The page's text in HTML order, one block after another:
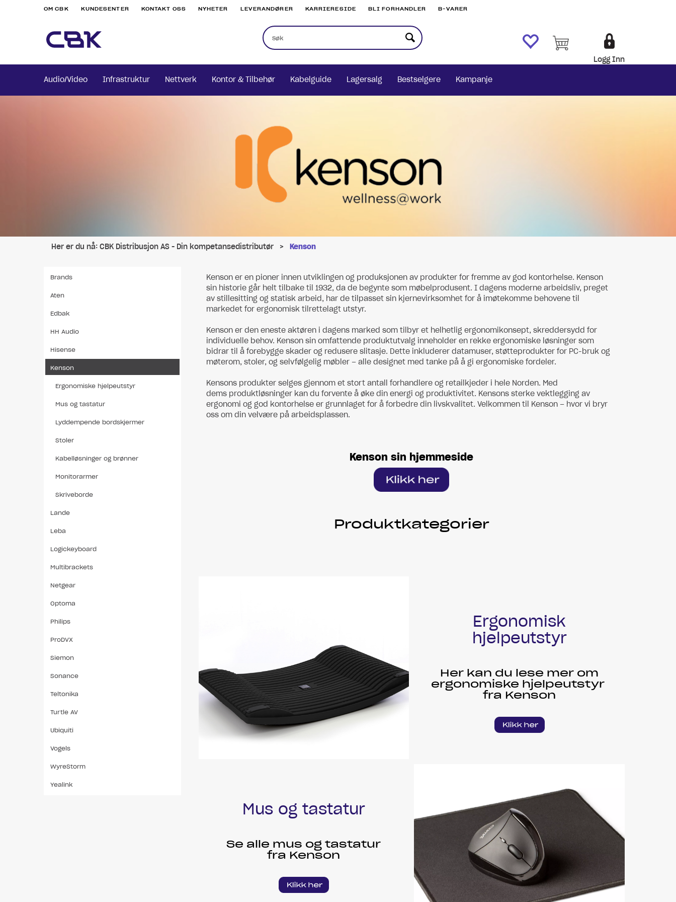
OM CBK KUNDESENTER KONTAKT OSS NYHETER LEVERANDØRER KARRIERESIDE BLI FORHANDLER B-VARER
Logg Inn
Audio/Video Infrastruktur Nettverk Kontor & Tilbehør Kabelguide Lagersalg Bestselgere Kampanje
Her er du nå: CBK Distribusjon AS - Din kompetansedistributør > Kenson
Brands
Aten
Edbak
HH Audio
Hisense
Kenson
Ergonomiske hjelpeutstyr
Mus og tastatur
Lyddempende bordskjermer
Stoler
Kabelløsninger og brønner
Monitorarmer
Skriveborde
Lande
Leba
Logickeyboard
Multibrackets
Netgear
Optoma
Philips
ProDVX
Siemon
Sonance
Teltonika
Turtle AV
Ubiquiti
Vogels
WyreStorm
Yealink
Kenson er en pioner innen utviklingen og produksjonen av produkter for fremme av god kontorhelse. Kenson
sin historie går helt tilbake til 1932, da de begynte som møbelprodusent. I dagens moderne arbeidsliv, preget
av stillesitting og statisk arbeid, har de tilpasset sin kjernevirksomhet for å imøtekomme behovene til
markedet for ergonomisk tilrettelagt utstyr.
Kenson er den eneste aktøren i dagens marked som tilbyr et helhetlig ergonomikonsept, skreddersydd for
individuelle behov. Kenson sin omfattende produktutvalg inneholder en rekke ergonomiske løsninger som
bidrar til å forebygge skader og redusere slitasje. Dette inkluderer datamuser, støtteprodukter for PC-bruk og
møterom, stoler, og selvfølgelig møbler – alle designet med tanke på å gi ergonomiske fordeler.
Kensons produkter selges gjennom et stort antall forhandlere og retailkjeder i hele Norden. Med
dems produktløsninger kan du forvente å øke din energi og produktivitet. Kensons sterke vektlegging av
ergonomi og god kontorhelse er grunnlaget for å forbedre din livskvalitet. Velkommen til Kenson – hvor vi bryr
oss om din velvære på arbeidsplassen.
Kenson sin hjemmeside
Produktkategorier
Ergonomisk
hjelpeutstyr
Her kan du lese mer om
ergonomiske hjelpeutstyr
fra Kenson
Mus og tastatur
Se alle mus og tastatur
fra Kenson